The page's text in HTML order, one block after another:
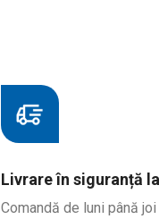
Livrare în siguranță
Comandă de luni până